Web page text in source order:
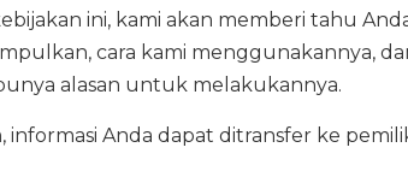
ini, kami akan memberi tahu
cara kami menggunakannya,
alasan untuk melakukannya.
Anda dapat ditransfer ke